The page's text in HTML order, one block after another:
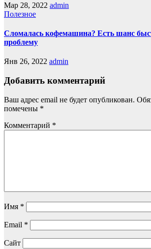
Мар 28, 2022 admin
Полезное
Сломалась кофемашина? Есть шанс
проблему
Янв 26, 2022 admin
Добавить комментарий
Ваш адрес email не будет опубликован.
помечены *
Комментарий *
Имя *
Email *
Сайт